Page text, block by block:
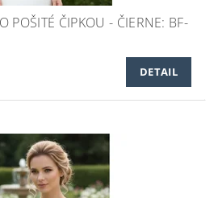
POŠITÉ ČIPKOU - ČIERNE: BF-
DETAIL